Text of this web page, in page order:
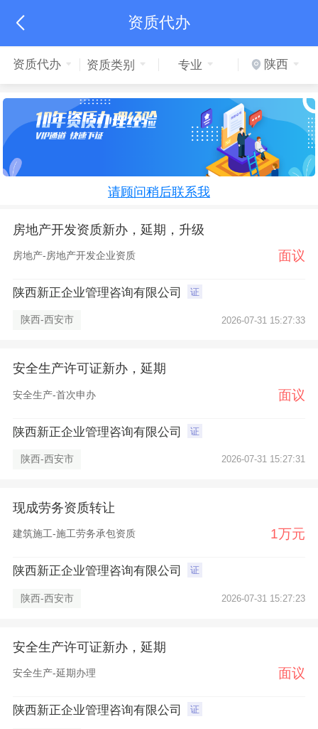
 资质代办
资质代办 资质类别 专业 陕西
请顾问稍后联系我
房地产开发资质新办，延期，升级
房地产-房地产开发企业资质 面议
陕西新正企业管理咨询有限公司 证
陕西-西安市 2026-07-31 15:27:33
安全生产许可证新办，延期
安全生产-首次申办 面议
陕西新正企业管理咨询有限公司 证
陕西-西安市 2026-07-31 15:27:31
现成劳务资质转让
建筑施工-施工劳务承包资质 1万元
陕西新正企业管理咨询有限公司 证
陕西-西安市 2026-07-31 15:27:23
安全生产许可证新办，延期
安全生产-延期办理 面议
陕西新正企业管理咨询有限公司 证